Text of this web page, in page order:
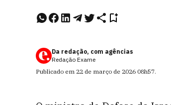
Da redação, com agências
Redação Exame
Publicado em 22 de março de 2026 08h57.